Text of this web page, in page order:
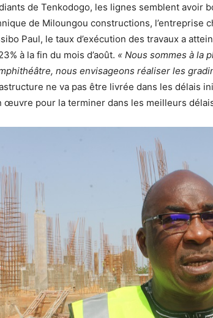
de Tenkodogo, les lignes semblent avoir
de Miloungou constructions, l’entreprise
Paul, le taux d’exécution des travaux a
à la fin du mois d’août. « Nous sommes à la
nous envisageons réaliser les
ne va pas être livrée dans les délais
œuvre pour la terminer dans les meilleurs